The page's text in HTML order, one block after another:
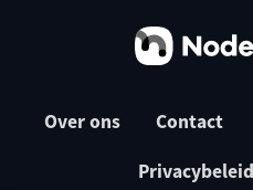
Over ons Contact
Privacybeleid